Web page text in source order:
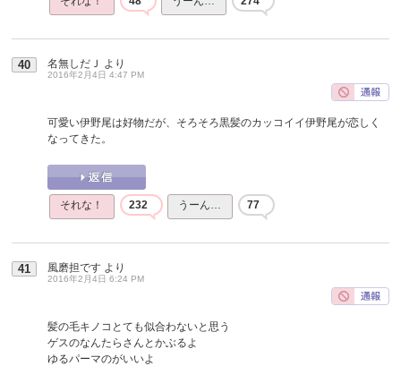
40 名無しだＪ より
2016年2月4日 4:47 PM
可愛い伊野尾は好物だが、そろそろ黒髪のカッコイイ伊野尾が恋しく
なってきた。
それな！ 232 うーん… 77
41 風磨担です より
2016年2月4日 6:24 PM
髪の毛キノコとても似合わないと思う
ゲスのなんたらさんとかぶるよ
ゆるパーマのがいいよ